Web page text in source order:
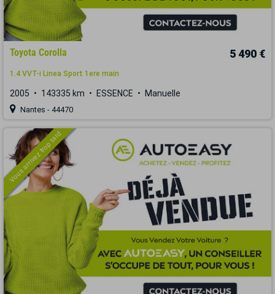
Toyota Corolla 5 490 €
1.4 VVT-i Linea Sport 1ere main
2005 143335 km ESSENCE Manuelle
Nantes - 44470
Vous arrivez trop tard